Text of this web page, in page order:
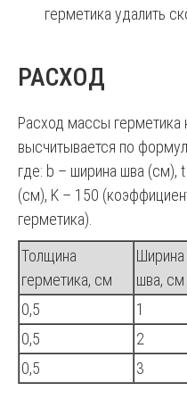
герметика удалить
РАСХОД
Расход массы герметика
высчитывается по
где: b – ширина шва (см),
(см), K – 150
герметика).
Толщина
герметика, см
Ширина
шва, см
0,5
1
0,5
2
0,5
3